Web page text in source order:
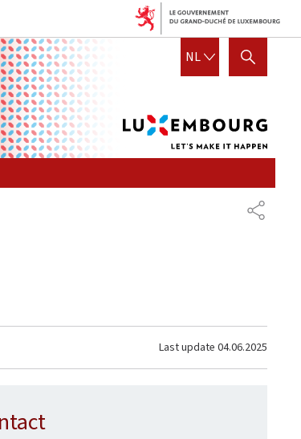
NL DUTCH
SHOW HIDE SEARCH
SHARE
Last update 04.06.2025